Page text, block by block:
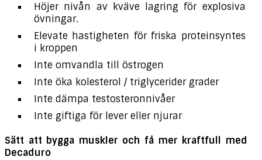
Höjer nivån av kväve lagring för explosiva
övningar.
Elevate hastigheten för friska proteinsyntes
i kroppen
Inte omvandla till östrogen
Inte öka kolesterol / triglycerider grader
Inte dämpa testosteronnivåer
Inte giftiga för lever eller njurar
Sätt att bygga muskler och få mer kraftfull med
Decaduro